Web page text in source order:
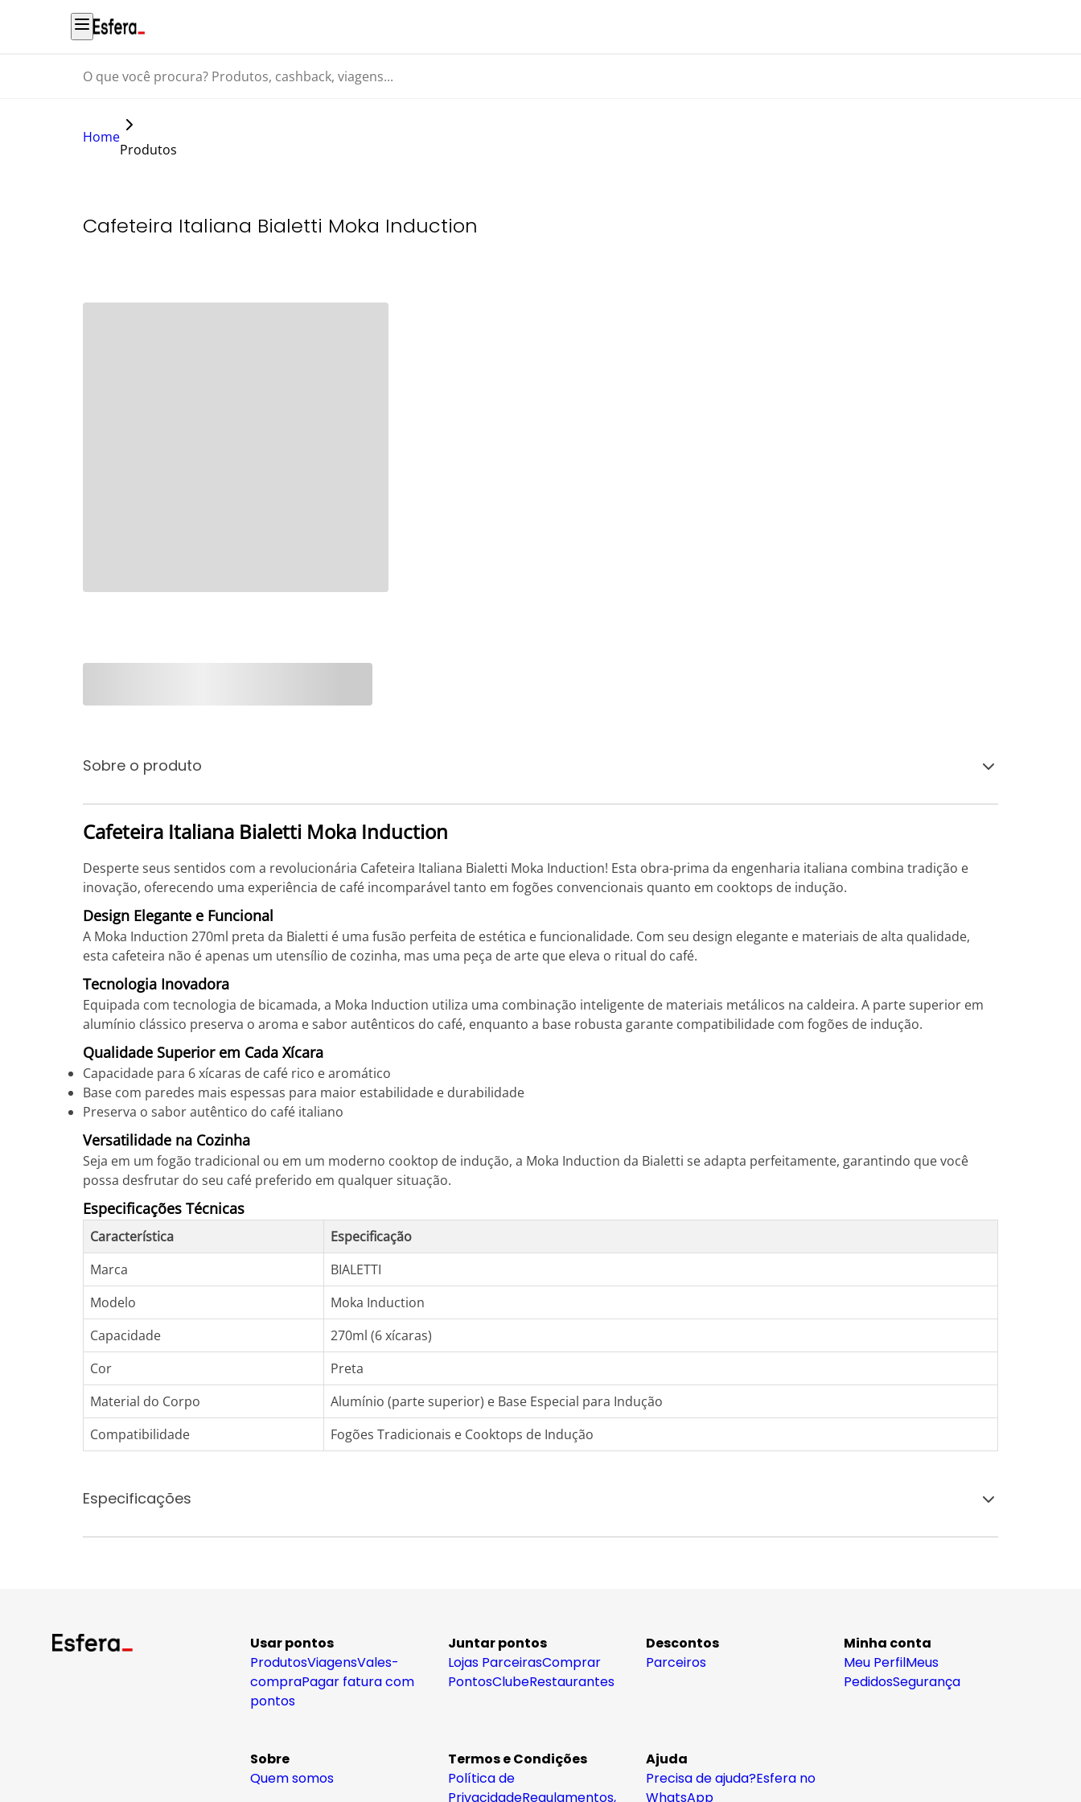
O que você procura? Produtos, cashback, viagens...
Home
Produtos
Cafeteira Italiana Bialetti Moka Induction
Sobre o produto
Cafeteira Italiana Bialetti Moka Induction
Desperte seus sentidos com a revolucionária Cafeteira Italiana Bialetti Moka Induction! Esta obra-prima da engenharia italiana combina tradição e
inovação, oferecendo uma experiência de café incomparável tanto em fogões convencionais quanto em cooktops de indução.
Design Elegante e Funcional
A Moka Induction 270ml preta da Bialetti é uma fusão perfeita de estética e funcionalidade. Com seu design elegante e materiais de alta qualidade,
esta cafeteira não é apenas um utensílio de cozinha, mas uma peça de arte que eleva o ritual do café.
Tecnologia Inovadora
Equipada com tecnologia de bicamada, a Moka Induction utiliza uma combinação inteligente de materiais metálicos na caldeira. A parte superior em
alumínio clássico preserva o aroma e sabor autênticos do café, enquanto a base robusta garante compatibilidade com fogões de indução.
Qualidade Superior em Cada Xícara
Capacidade para 6 xícaras de café rico e aromático
Base com paredes mais espessas para maior estabilidade e durabilidade
Preserva o sabor autêntico do café italiano
Versatilidade na Cozinha
Seja em um fogão tradicional ou em um moderno cooktop de indução, a Moka Induction da Bialetti se adapta perfeitamente, garantindo que você
possa desfrutar do seu café preferido em qualquer situação.
Especificações Técnicas
Característica
Especificação
Marca
BIALETTI
Modelo
Moka Induction
Capacidade
270ml (6 xícaras)
Cor
Preta
Material do Corpo
Alumínio (parte superior) e Base Especial para Indução
Compatibilidade
Fogões Tradicionais e Cooktops de Indução
Especificações
Usar pontos
ProdutosViagensVales-
compraPagar fatura com
pontos
Juntar pontos
Lojas ParceirasComprar
PontosClubeRestaurantes
Descontos
Parceiros
Minha conta
Meu PerfilMeus
PedidosSegurança
Sobre
Quem somos
Termos e Condições
Política de
PrivacidadeRegulamentos,
Ajuda
Precisa de ajuda?Esfera no
WhatsApp